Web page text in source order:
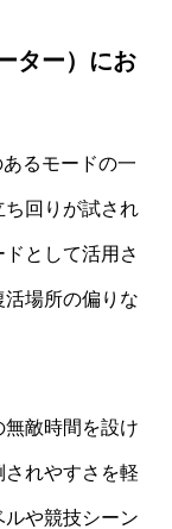
ター）にお
るモードの一
回りが試され
として活用さ
場所の偏りな
敵時間を設け
れやすさを軽
や競技シーン